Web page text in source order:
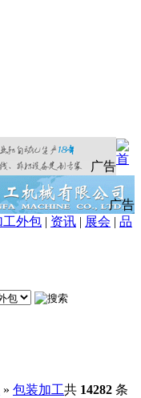
广告
广告
首
工外包 | 资讯 | 展会 | 品
» 包装加工共 14282 条